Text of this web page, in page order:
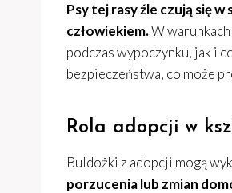
Psy tej rasy źle czują się
człowiekiem.W
podczas wypoczynku, jak i
bezpieczeństwa, co może
Rola adopcji w
Buldożki z adopcji mogą
porzucenia lub zmian